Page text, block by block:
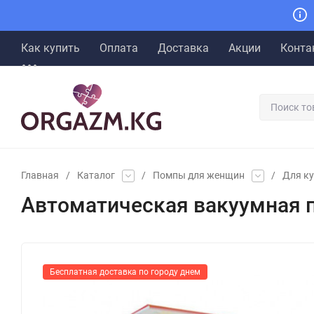
Как купить Оплата Доставка Акции
Главная / Каталог / Помпы для женщин / Для
Автоматическая вакуумная
Бесплатная доставка по городу днем